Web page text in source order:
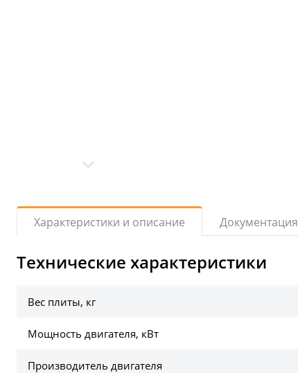
Характеристики и описание Документация
Технические характеристики
Вес плиты, кг
Мощность двигателя, кВт
Производитель двигателя